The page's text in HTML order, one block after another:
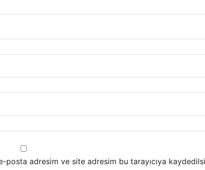
posta adresim ve site adresim bu tarayıcıya